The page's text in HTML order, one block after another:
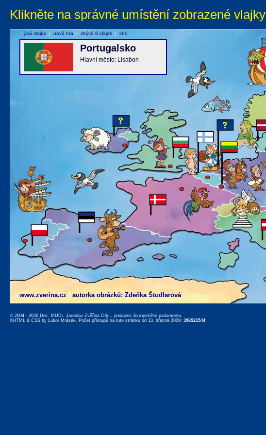
Klikněte na správné umístění zobrazené vlajky
www.zverina.cz autorka obrázků: Zdeňka Študlarová
Portugalsko
Hlavní město: Lisabon
jiná vlajka | nová hra | zbývá 8 vlajek | info
© 2004 - 2026 Doc. MUDr. Jaroslav Zvěřina CSc., poslanec Evropského parlamentu,
XHTML & CSS by Lubor Mrázek. Počet přístupů na tuto stránku od 13. března 2009: 396521544